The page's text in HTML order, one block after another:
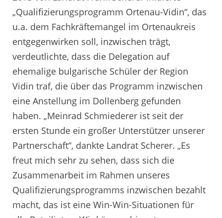
„Qualifizierungsprogramm Ortenau-Vidin“, das
u.a. dem Fachkräftemangel im Ortenaukreis
entgegenwirken soll, inzwischen trägt,
verdeutlichte, dass die Delegation auf
ehemalige bulgarische Schüler der Region
Vidin traf, die über das Programm inzwischen
eine Anstellung im Dollenberg gefunden
haben. „Meinrad Schmiederer ist seit der
ersten Stunde ein großer Unterstützer unserer
Partnerschaft“, dankte Landrat Scherer. „Es
freut mich sehr zu sehen, dass sich die
Zusammenarbeit im Rahmen unseres
Qualifizierungsprogramms inzwischen bezahlt
macht, das ist eine Win-Win-Situationen für